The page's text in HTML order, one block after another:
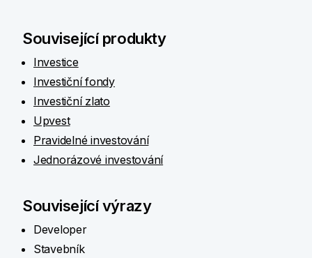
Související produkty
Investice
Investiční fondy
Investiční zlato
Upvest
Pravidelné investování
Jednorázové investování
Související výrazy
Developer
Stavebník